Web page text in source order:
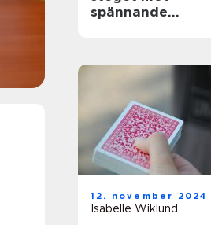
spännande
12. november 2024
Isabelle Wiklund